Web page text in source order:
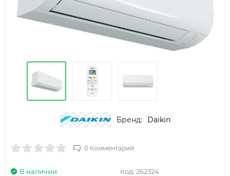
Бренд: Daikin
0 Комментарий
Код: 262324
В наличии